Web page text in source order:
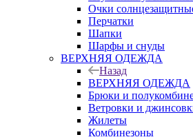
Очки
Перчатки
Шапки
Шарфы и снуды
ВЕРХНЯЯ ОДЕЖДА
Назад
ВЕРХНЯЯ ОДЕЖДА
Брюки и
Ветровки и
Жилеты
Комбинезоны